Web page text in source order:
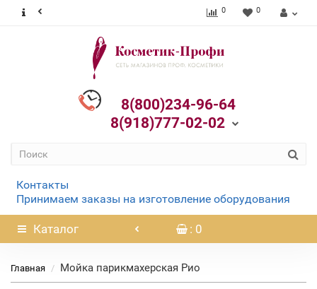
0 0
8(800)234-96-64
8(918)777-02-02
Контакты
Принимаем заказы на изготовление оборудования
Каталог : 0
Главная Мойка парикмахерская Рио